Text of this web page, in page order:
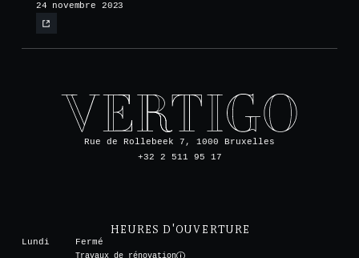
24 novembre 2023
Rue de Rollebeek 7, 1000 Bruxelles
+32 2 511 95 17
HEURES D'OUVERTURE
Lundi
Fermé
Travaux de rénovation